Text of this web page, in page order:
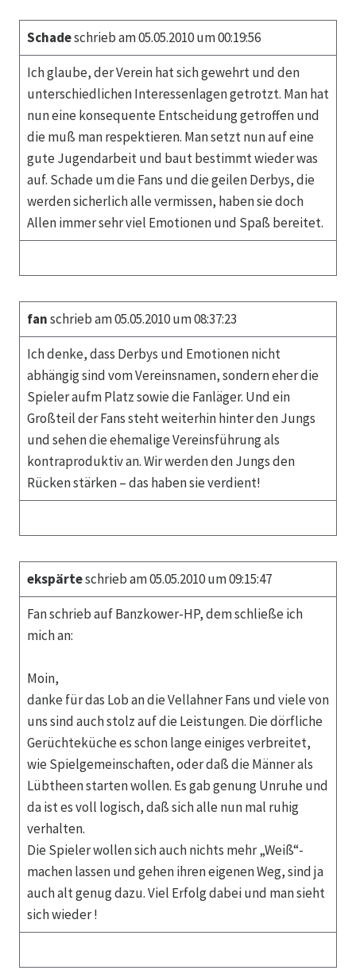
Schadeschrieb am 05.05.2010 um 00:19:56
Ich glaube, der Verein hat sich gewehrt und den
unterschiedlichen Interessenlagen getrotzt. Man hat
nun eine konsequente Entscheidung getroffen und
die muß man respektieren. Man setzt nun auf eine
gute Jugendarbeit und baut bestimmt wieder was
auf. Schade um die Fans und die geilen Derbys, die
werden sicherlich alle vermissen, haben sie doch
Allen immer sehr viel Emotionen und Spaß bereitet.
fanschrieb am 05.05.2010 um 08:37:23
Ich denke, dass Derbys und Emotionen nicht
abhängig sind vom Vereinsnamen, sondern eher die
Spieler aufm Platz sowie die Fanläger. Und ein
Großteil der Fans steht weiterhin hinter den Jungs
und sehen die ehemalige Vereinsführung als
kontraproduktiv an. Wir werden den Jungs den
Rücken stärken – das haben sie verdient!
ekspärteschrieb am 05.05.2010 um 09:15:47
Fan schrieb auf Banzkower-HP, dem schließe ich
mich an:
Moin,
danke für das Lob an die Vellahner Fans und viele von
uns sind auch stolz auf die Leistungen. Die dörfliche
Gerüchteküche es schon lange einiges verbreitet,
wie Spielgemeinschaften, oder daß die Männer als
Lübtheen starten wollen. Es gab genung Unruhe und
da ist es voll logisch, daß sich alle nun mal ruhig
verhalten.
Die Spieler wollen sich auch nichts mehr „Weiß“-
machen lassen und gehen ihren eigenen Weg, sind ja
auch alt genug dazu. Viel Erfolg dabei und man sieht
sich wieder !